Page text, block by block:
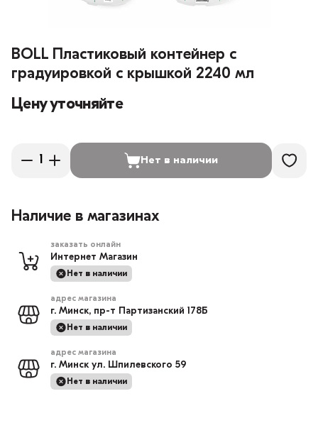
BOLL Пластиковый контейнер с
градуировкой с крышкой 2240 мл
Цену уточняйте
Нет в наличии
Наличие в магазинах
заказать онлайн
Интернет Магазин
Нет в наличии
адрес магазина
г. Минск, пр-т Партизанский 178Б
Нет в наличии
адрес магазина
г. Минск ул. Шпилевского 59
Нет в наличии